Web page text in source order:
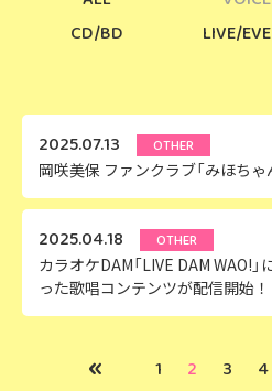
CD/BD
LIVE/
2025.07.13
OTHER
岡咲美保 ファンクラブ「みほちゃ
2025.04.18 OTHER
カラオケDAM「LIVE DAM WAO!
った歌唱コンテンツが配信開始！
« 1 2 3 4